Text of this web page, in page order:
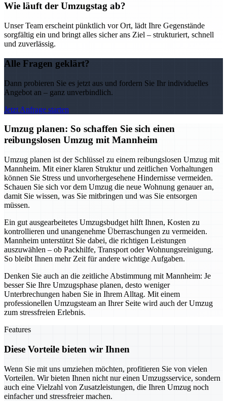
Wie läuft der Umzugstag ab?
Unser Team erscheint pünktlich vor Ort, lädt Ihre Gegenstände
sorgfältig ein und bringt alles sicher ans Ziel – strukturiert, schnell
und zuverlässig.
Alle Fragen geklärt?
Dann probieren Sie es jetzt aus und fordern Sie Ihr individuelles
Angebot an – ganz unverbindlich.
Jetzt Anfrage starten
Umzug planen: So schaffen Sie sich einen
reibungslosen Umzug mit Mannheim
Umzug planen ist der Schlüssel zu einem reibungslosen Umzug mit
Mannheim. Mit einer klaren Struktur und zeitlichen Vorhaltungen
können Sie Stress und unvorhergesehene Hindernisse vermeiden.
Schauen Sie sich vor dem Umzug die neue Wohnung genauer an,
damit Sie wissen, was Sie mitbringen und was Sie entsorgen
müssen.
Ein gut ausgearbeitetes Umzugsbudget hilft Ihnen, Kosten zu
kontrollieren und unangenehme Überraschungen zu vermeiden.
Mannheim unterstützt Sie dabei, die richtigen Leistungen
auszuwählen – ob Packhilfe, Transport oder Wohnungsreinigung.
So bleibt Ihnen mehr Zeit für andere wichtige Aufgaben.
Denken Sie auch an die zeitliche Abstimmung mit Mannheim: Je
besser Sie Ihre Umzugsphase planen, desto weniger
Unterbrechungen haben Sie in Ihrem Alltag. Mit einem
professionellen Umzugsteam an Ihrer Seite wird auch der Umzug
zum stressfreien Erlebnis.
Features
Diese Vorteile bieten wir Ihnen
Wenn Sie mit uns umziehen möchten, profitieren Sie von vielen
Vorteilen. Wir bieten Ihnen nicht nur einen Umzugsservice, sondern
auch eine Vielzahl von Zusatzleistungen, die Ihren Umzug noch
einfacher und stressfreier machen.